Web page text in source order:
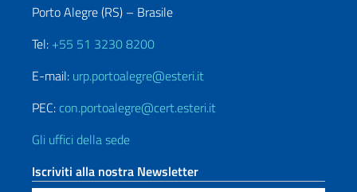
Porto Alegre (RS) – Brasile
Tel: +55 51 3230 8200
E-mail: urp.portoalegre@esteri.it
PEC: con.portoalegre@cert.esteri.it
Gli uffici della sede
Iscriviti alla nostra Newsletter